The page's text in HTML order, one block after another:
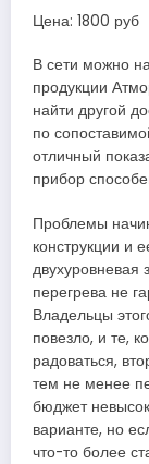
Цена: 1800 руб
В сети можно
продукции
найти другой
по
отличный
прибор
Проблемы
конструкции и
двухуровневая
перегрева не
Владельцы
повезло, и те,
радоваться,
тем не менее
бюджет
варианте, но
что-то более